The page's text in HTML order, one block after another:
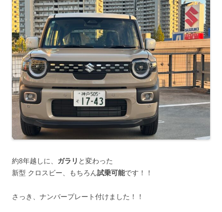
約8年越しに、 ガラリ と変わった
新型 クロスビー、もちろん試乗可能です！！
さっき、ナンバープレート付けました！！